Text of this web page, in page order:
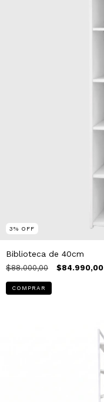
3% OFF
Biblioteca de 40cm
$88.000,00 $84.990,00